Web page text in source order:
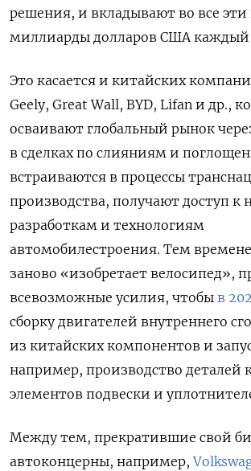
решения, и вкладывают во все
миллиарды долларов США каждый
Это касается и китайских
Geely, Great Wall, BYD, Lifan и др.,
осваивают глобальный рынок
в сделках по слияниям и
встраиваются в процессы
производства, получают доступ
разработкам и технологиям
автомобилестроения. Тем
заново «изобретает велосипед»,
всевозможные усилия, чтобы в
сборку двигателей внутреннего
из китайских компонентов и
например, производство деталей
элементов подвески и
Между тем, прекратившие свой
автоконцерны, например,